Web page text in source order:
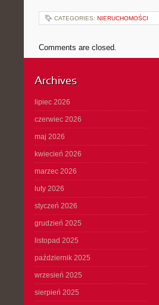
CATEGORIES: NIERUCHOMOŚCI
Comments are closed.
Archives
lipiec 2026
czerwiec 2026
maj 2026
kwiecień 2026
marzec 2026
luty 2026
styczeń 2026
grudzień 2025
listopad 2025
październik 2025
wrzesień 2025
sierpień 2025